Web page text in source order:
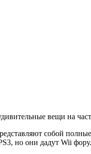
вещи на
собой
но они дадут Wii фору.